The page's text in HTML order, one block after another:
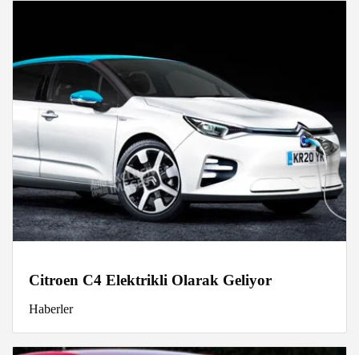
Citroen C4 Elektrikli Olarak Geliyor
Haberler